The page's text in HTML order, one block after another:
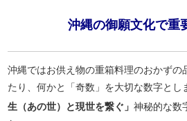
沖縄の御願文化で重
沖縄ではお供え物の重箱料理のおかずの
たり、何かと「奇数」を大切な数字とし
生（あの世）と現世を繋ぐ」神秘的な数